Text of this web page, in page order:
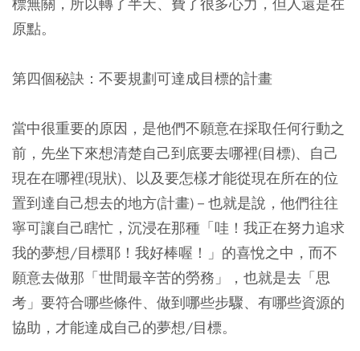
原點。
第四個秘訣：不要規劃可達成目標的計畫
當中很重要的原因，是他們不願意在採取任何行動之
前，先坐下來想清楚自己到底要去哪裡(目標)、自己
現在在哪裡(現狀)、以及要怎樣才能從現在所在的位
置到達自己想去的地方(計畫)－也就是說，他們往往
寧可讓自己瞎忙，沉浸在那種「哇！我正在努力追求
我的夢想/目標耶！我好棒喔！」的喜悅之中，而不
願意去做那「世間最辛苦的勞務」，也就是去「思
考」要符合哪些條件、做到哪些步驟、有哪些資源的
協助，才能達成自己的夢想/目標。